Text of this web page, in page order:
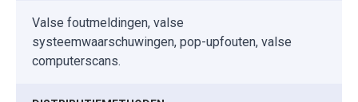
Valse foutmeldingen, valse
systeemwaarschuwingen, pop-upfouten, valse
computerscans.